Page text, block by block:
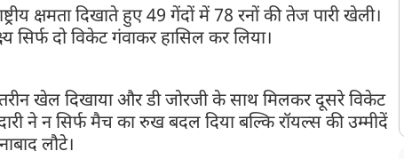
क्षमता दिखाते हुए 49 गेंदों में 78 रनों की तेज पारी खेली।
सिर्फ दो विकेट गंवाकर हासिल कर लिया।
खेल दिखाया और डी जोरजी के साथ मिलकर दूसरे विकेट
ने न सिर्फ मैच का रुख बदल दिया बल्कि रॉयल्स की उम्मीदें
लौटे।